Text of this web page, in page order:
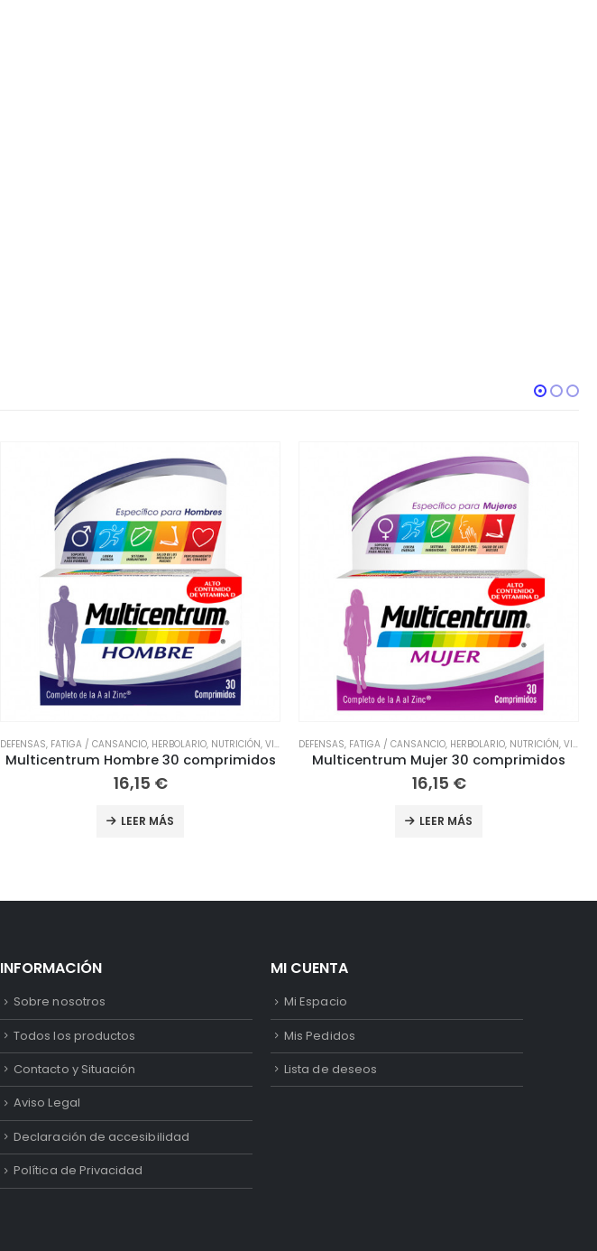
DEFENSAS, FATIGA / CANSANCIO, HERBOLARIO, NUTRICIÓN, VITAMINAS
Multicentrum Mujer 30 comprimidos
16,15 €
LEER MÁS
DEFENSAS, FATIGA / CANSANCIO, HERBOLARIO, NUTRICIÓN, VITAMINAS
14,65€
LEER MÁS
INFORMACIÓN
Sobre nosotros
Todos los productos
Contacto y Situación
Aviso Legal
Declaración de accesibilidad
Política de Privacidad
MI CUENTA
Mi Espacio
Mis Pedidos
Lista de deseos